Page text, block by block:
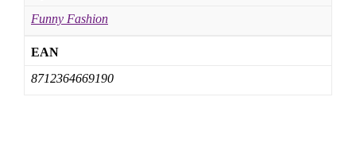
Funny Fashion
EAN
8712364669190